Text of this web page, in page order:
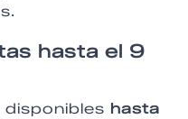
hasta el 9
hasta